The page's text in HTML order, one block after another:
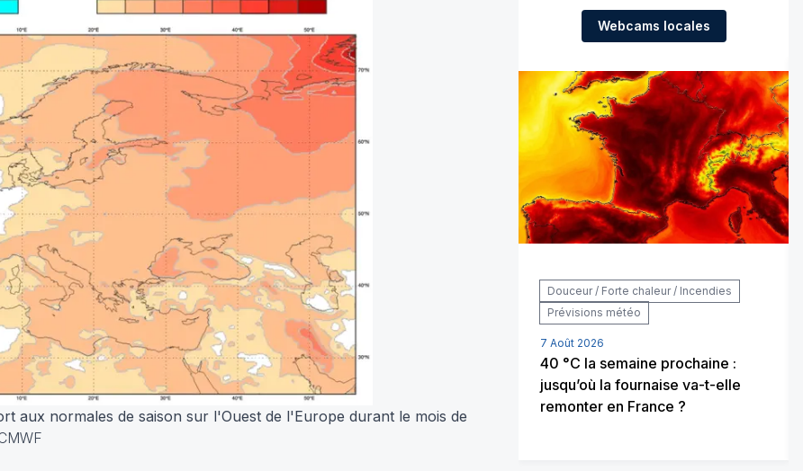
aux normales de saison sur l'Ouest de l'Europe durant le mois de
Webcams locales
Douceur / Forte chaleur / Incendies
Prévisions météo
7 Août 2026
40 °C la semaine prochaine :
jusqu’où la fournaise va-t-elle
remonter en France ?